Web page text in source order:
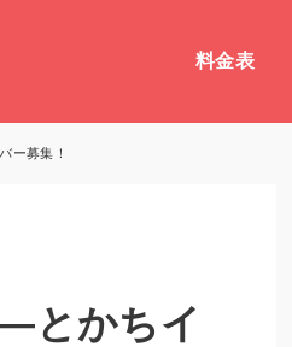
料金表
ー募集！
とかちイ